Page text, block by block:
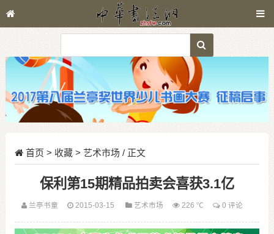
首页 > 收藏> 艺术市场 / 正文
保利第15期精品拍卖会喜获3.1亿
兰亭书童 2015-03-15 艺术市场 226 ℃ 0 评论